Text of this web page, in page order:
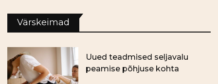
Värskeimad
Uued teadmised seljavalu
peamise põhjuse kohta